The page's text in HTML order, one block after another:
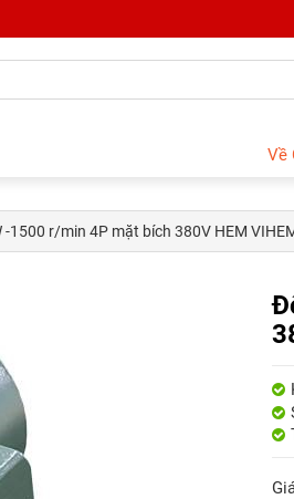
Về
1500 r/min 4P mặt bích 380V HEM